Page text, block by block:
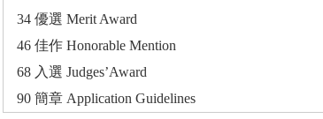
34 優選 Merit Award
46 佳作 Honorable Mention
68 入選 Judges’Award
90 簡章 Application Guidelines